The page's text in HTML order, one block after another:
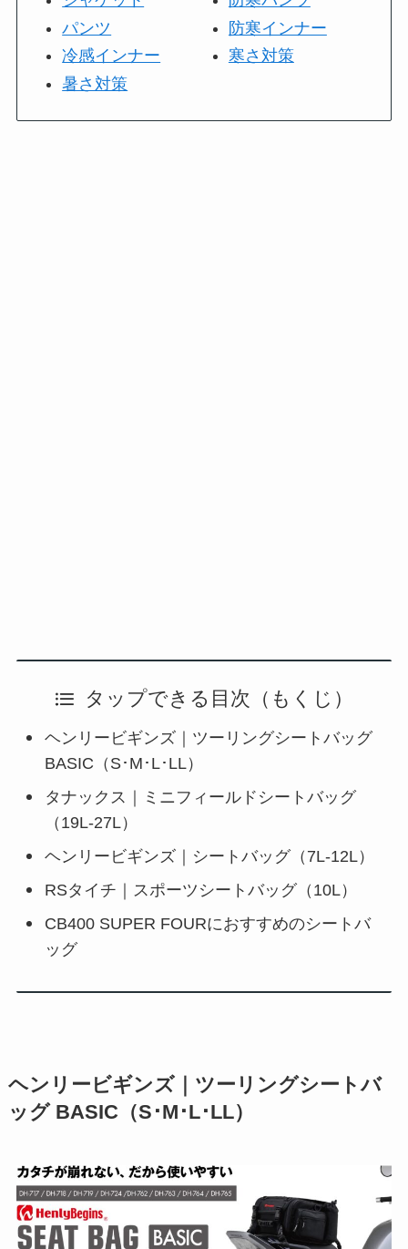
パンツ
冷感インナー
暑さ対策
防寒インナー
寒さ対策
タップできる目次（もくじ）
ヘンリービギンズ｜ツーリングシートバッグ
BASIC（S･M･L･LL）
タナックス｜ミニフィールドシートバッグ
（19L-27L）
ヘンリービギンズ｜シートバッグ（7L-12L）
RSタイチ｜スポーツシートバッグ（10L）
CB400 SUPER FOURにおすすめのシートバ
ッグ
ヘンリービギンズ｜ツーリングシートバ
ッグ BASIC（S･M･L･LL）